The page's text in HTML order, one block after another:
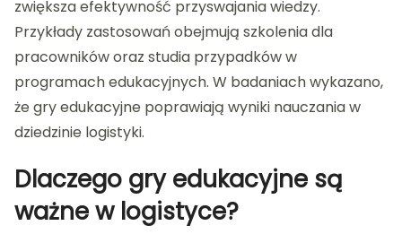
zwiększa efektywność przyswajania wiedzy.
Przykłady zastosowań obejmują szkolenia dla
pracowników oraz studia przypadków w
programach edukacyjnych. W badaniach wykazano,
że gry edukacyjne poprawiają wyniki nauczania w
dziedzinie logistyki.
Dlaczego gry edukacyjne są
ważne w logistyce?